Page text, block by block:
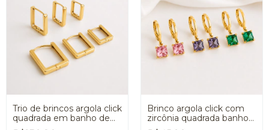
Trio de brincos argola click
quadrada em banho de
Ouro 18K
Brinco argola click com
zircônia quadrada banho
de Ouro 18K